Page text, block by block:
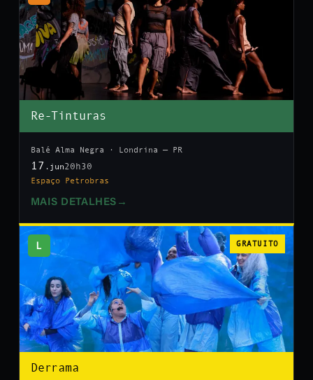
Re-Tinturas
Balé Alma Negra · Londrina — PR
17 .jun20h30
Espaço Petrobras
MAIS DETALHES →
L GRATUITO
Derrama